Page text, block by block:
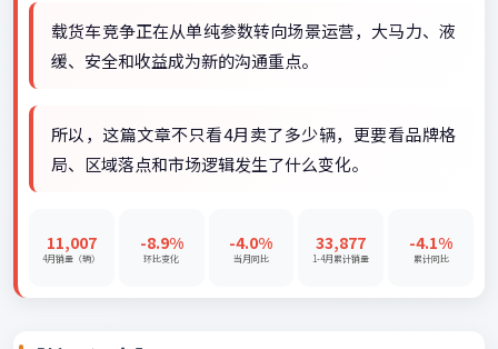
载货车竞争正在从单纯参数转向场景运营，大马力、液
缓、安全和收益成为新的沟通重点。
所以，这篇文章不只看4月卖了多少辆，更要看品牌格
局、区域落点和市场逻辑发生了什么变化。
11,007
4月销量（辆）
-8.9%
环比变化
-4.0%
当月同比
33,877
1-4月累计销量
-4.1%
累计同比